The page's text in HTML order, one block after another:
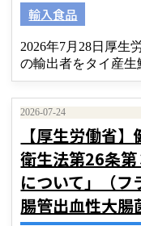
輸入食品
2026年7月28日厚生
の輸出者をタイ産
2026-07-24
【厚生労働省
衛生法第26条
について」（フ
腸管出血性大腸